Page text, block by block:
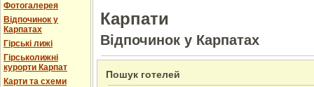
Фотогалерея
Відпочинок у
Карпатах
Гірські лижі
Гірськолижні
курорти Карпат
Карти та схеми
Карпати
Відпочинок у Карпатах
Пошук готелей